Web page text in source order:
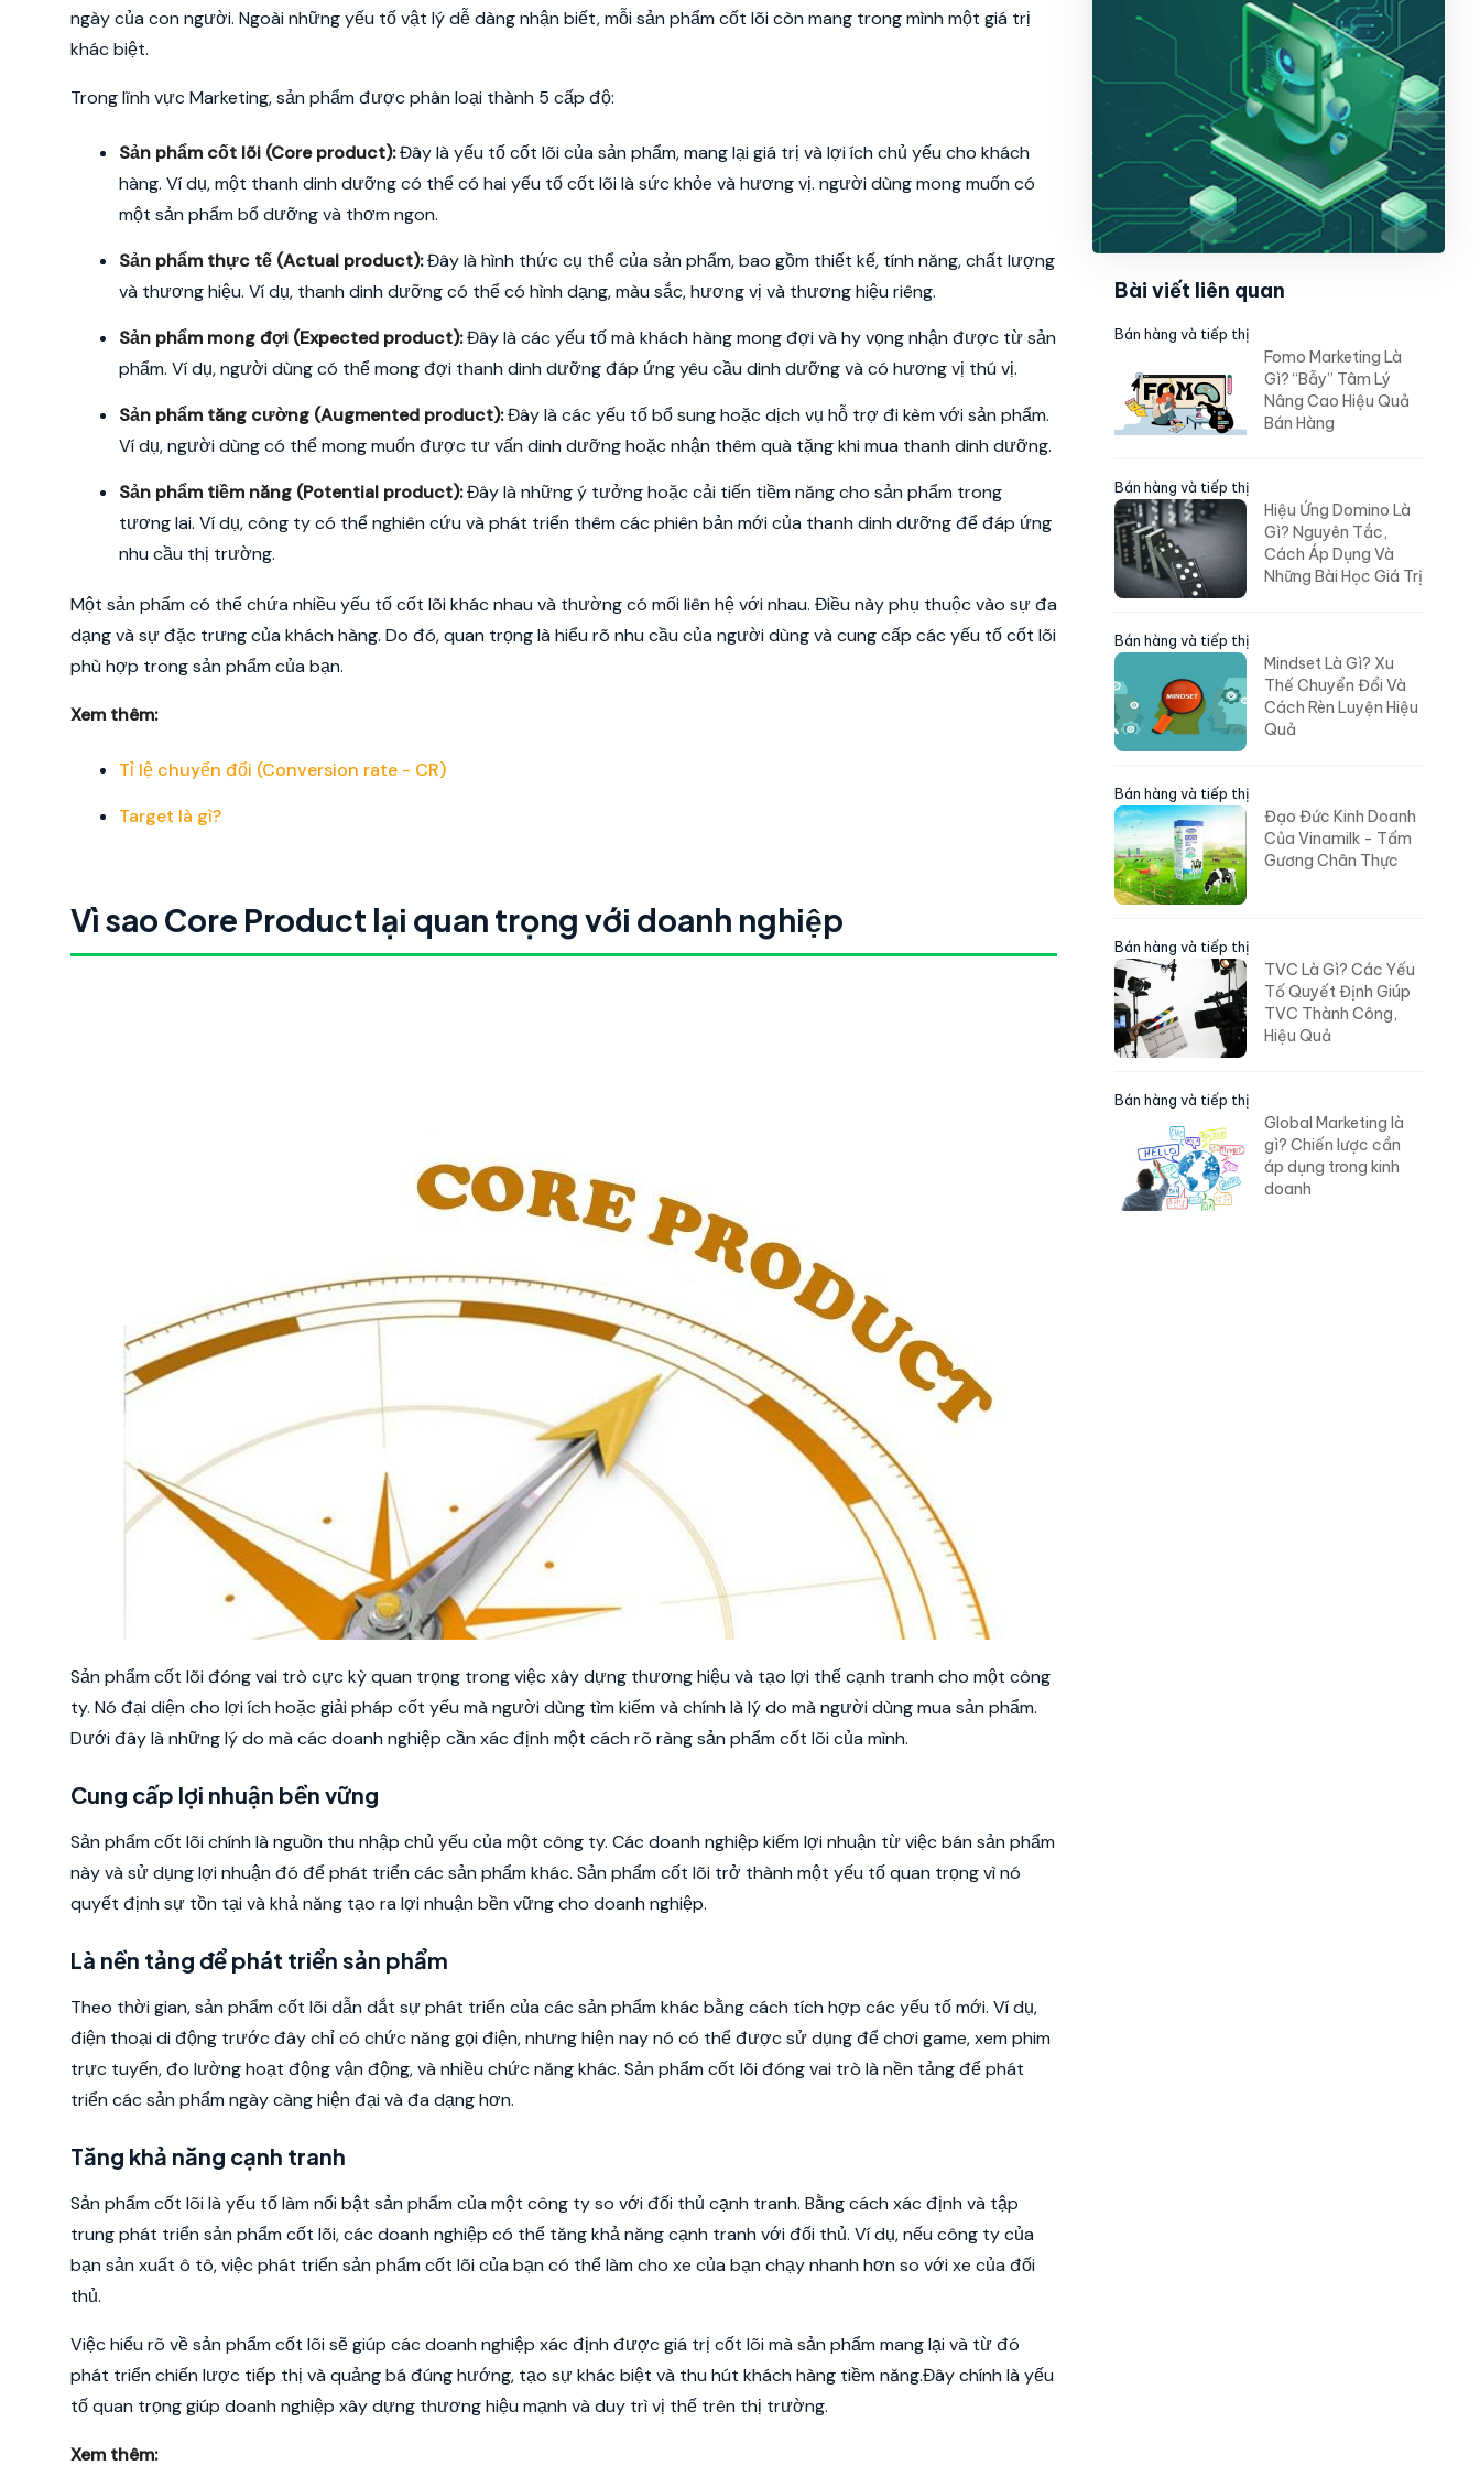
ngày của con người. Ngoài những yếu tố vật lý dễ dàng nhận biết, mỗi sản phẩm cốt lõi còn mang trong mình một giá trị
khác biệt.
Trong lĩnh vực Marketing, sản phẩm được phân loại thành 5 cấp độ:
Sản phẩm cốt lõi (Core product):Đây là yếu tố cốt lõi của sản phẩm, mang lại giá trị và lợi ích chủ yếu cho khách
hàng. Ví dụ, một thanh dinh dưỡng có thể có hai yếu tố cốt lõi là sức khỏe và hương vị. người dùng mong muốn có
một sản phẩm bổ dưỡng và thơm ngon.
Sản phẩm thực tế (Actual product):Đây là hình thức cụ thể của sản phẩm, bao gồm thiết kế, tính năng, chất lượng
và thương hiệu. Ví dụ, thanh dinh dưỡng có thể có hình dạng, màu sắc, hương vị và thương hiệu riêng.
Sản phẩm mong đợi (Expected product):Đây là các yếu tố mà khách hàng mong đợi và hy vọng nhận được từ sản
phẩm. Ví dụ, người dùng có thể mong đợi thanh dinh dưỡng đáp ứng yêu cầu dinh dưỡng và có hương vị thú vị.
Sản phẩm tăng cường (Augmented product):Đây là các yếu tố bổ sung hoặc dịch vụ hỗ trợ đi kèm với sản phẩm.
Ví dụ, người dùng có thể mong muốn được tư vấn dinh dưỡng hoặc nhận thêm quà tặng khi mua thanh dinh dưỡng.
Sản phẩm tiềm năng (Potential product):Đây là những ý tưởng hoặc cải tiến tiềm năng cho sản phẩm trong
tương lai. Ví dụ, công ty có thể nghiên cứu và phát triển thêm các phiên bản mới của thanh dinh dưỡng để đáp ứng
nhu cầu thị trường.
Một sản phẩm có thể chứa nhiều yếu tố cốt lõi khác nhau và thường có mối liên hệ với nhau. Điều này phụ thuộc vào sự đa
dạng và sự đặc trưng của khách hàng. Do đó, quan trọng là hiểu rõ nhu cầu của người dùng và cung cấp các yếu tố cốt lõi
phù hợp trong sản phẩm của bạn.
Xem thêm:
Tỉ lệ chuyển đổi (Conversion rate - CR)
Target là gì?
Vì sao Core Product lại quan trọng với doanh nghiệp
Sản phẩm cốt lõi đóng vai trò cực kỳ quan trọng trong việc xây dựng thương hiệu và tạo lợi thế cạnh tranh cho một công
ty. Nó đại diện cho lợi ích hoặc giải pháp cốt yếu mà người dùng tìm kiếm và chính là lý do mà người dùng mua sản phẩm.
Dưới đây là những lý do mà các doanh nghiệp cần xác định một cách rõ ràng sản phẩm cốt lõi của mình.
Cung cấp lợi nhuận bền vững
Sản phẩm cốt lõi chính là nguồn thu nhập chủ yếu của một công ty. Các doanh nghiệp kiếm lợi nhuận từ việc bán sản phẩm
này và sử dụng lợi nhuận đó để phát triển các sản phẩm khác. Sản phẩm cốt lõi trở thành một yếu tố quan trọng vì nó
quyết định sự tồn tại và khả năng tạo ra lợi nhuận bền vững cho doanh nghiệp.
Là nền tảng để phát triển sản phẩm
Theo thời gian, sản phẩm cốt lõi dẫn dắt sự phát triển của các sản phẩm khác bằng cách tích hợp các yếu tố mới. Ví dụ,
điện thoại di động trước đây chỉ có chức năng gọi điện, nhưng hiện nay nó có thể được sử dụng để chơi game, xem phim
trực tuyến, đo lường hoạt động vận động, và nhiều chức năng khác. Sản phẩm cốt lõi đóng vai trò là nền tảng để phát
triển các sản phẩm ngày càng hiện đại và đa dạng hơn.
Tăng khả năng cạnh tranh
Sản phẩm cốt lõi là yếu tố làm nổi bật sản phẩm của một công ty so với đối thủ cạnh tranh. Bằng cách xác định và tập
trung phát triển sản phẩm cốt lõi, các doanh nghiệp có thể tăng khả năng cạnh tranh với đối thủ. Ví dụ, nếu công ty của
bạn sản xuất ô tô, việc phát triển sản phẩm cốt lõi của bạn có thể làm cho xe của bạn chạy nhanh hơn so với xe của đối
thủ.
Việc hiểu rõ về sản phẩm cốt lõi sẽ giúp các doanh nghiệp xác định được giá trị cốt lõi mà sản phẩm mang lại và từ đó
phát triển chiến lược tiếp thị và quảng bá đúng hướng, tạo sự khác biệt và thu hút khách hàng tiềm năng.Đây chính là yếu
tố quan trọng giúp doanh nghiệp xây dựng thương hiệu mạnh và duy trì vị thế trên thị trường.
Xem thêm:
Bài viết liên quan
Bán hàng và tiếp thị
Fomo Marketing Là
Gì? “Bẫy” Tâm Lý
Nâng Cao Hiệu Quả
Bán Hàng
Bán hàng và tiếp thị
Hiệu Ứng Domino Là
Gì? Nguyên Tắc,
Cách Áp Dụng Và
Những Bài Học Giá Trị
Bán hàng và tiếp thị
Mindset Là Gì? Xu
Thế Chuyển Đổi Và
Cách Rèn Luyện Hiệu
Quả
Bán hàng và tiếp thị
Đạo Đức Kinh Doanh
Của Vinamilk - Tấm
Gương Chân Thực
Bán hàng và tiếp thị
TVC Là Gì? Các Yếu
Tố Quyết Định Giúp
TVC Thành Công,
Hiệu Quả
Bán hàng và tiếp thị
Global Marketing là
gì? Chiến lược cần
áp dụng trong kinh
doanh